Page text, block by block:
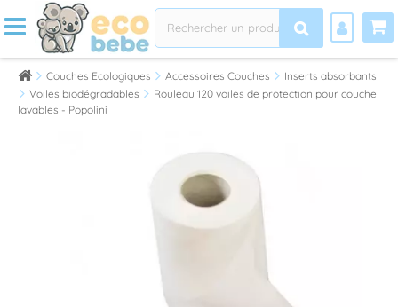
Couches Ecologiques Accessoires Couches
Inserts absorbants
Voiles biodégradables
Rouleau 120 voiles de protection pour couche
lavables - Popolini